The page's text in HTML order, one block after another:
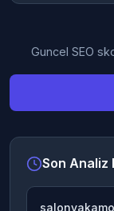
Guncel SEO
Son Analiz